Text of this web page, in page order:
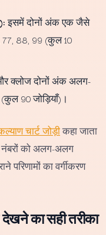
इसमें दोनों अंक एक जैसे
77, 88, 99 (कुल 10
क्लोज दोनों अंक अलग-
90 जोड़ियाँ)।
चार्ट जोड़ीकहा जाता
को अलग-अलग
परिणामों का वर्गीकरण
का सही तरीका